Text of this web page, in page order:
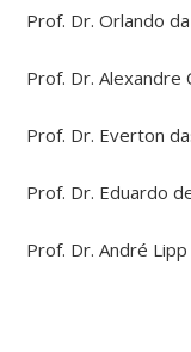
Prof. Dr. Orlando
Prof. Dr. Alexandre
Prof. Dr. Everton
Prof. Dr. Eduardo
Prof. Dr. André